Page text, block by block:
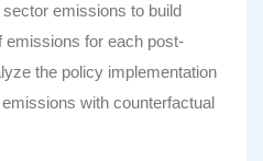
emissions to build
emissions for each post-
the policy implementation
with counterfactual